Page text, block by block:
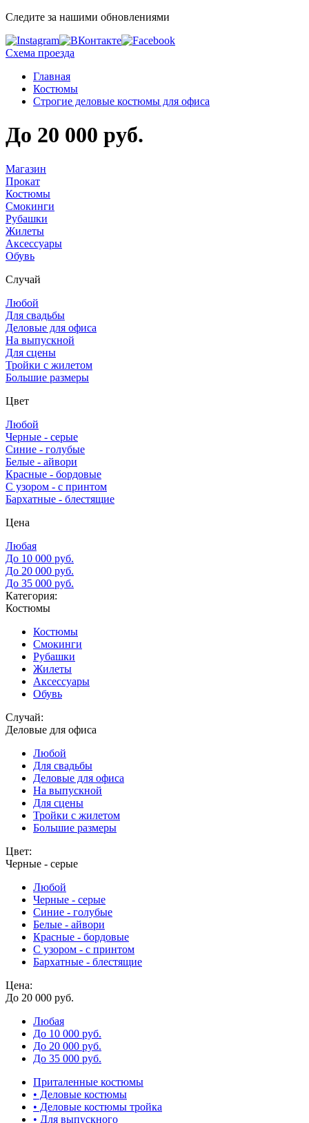
Следите за нашими обновлениями
Схема проезда
Главная
Костюмы
Строгие деловые костюмы для офиса
До 20 000 руб.
Магазин
Прокат
Костюмы
Смокинги
Рубашки
Жилеты
Аксессуары
Обувь
Случай
Любой
Для свадьбы
Деловые для офиса
На выпускной
Для сцены
Тройки с жилетом
Большие размеры
Цвет
Любой
Черные - серые
Синие - голубые
Белые - айвори
Красные - бордовые
С узором - с принтом
Бархатные - блестящие
Цена
Любая
До 10 000 руб.
До 20 000 руб.
До 35 000 руб.
Категория:
Костюмы
Костюмы
Смокинги
Рубашки
Жилеты
Аксессуары
Обувь
Случай:
Деловые для офиса
Любой
Для свадьбы
Деловые для офиса
На выпускной
Для сцены
Тройки с жилетом
Большие размеры
Цвет:
Черные - серые
Любой
Черные - серые
Синие - голубые
Белые - айвори
Красные - бордовые
С узором - с принтом
Бархатные - блестящие
Цена:
До 20 000 руб.
Любая
До 10 000 руб.
До 20 000 руб.
До 35 000 руб.
Приталенные костюмы
• Деловые костюмы
• Деловые костюмы тройка
• Для выпускного